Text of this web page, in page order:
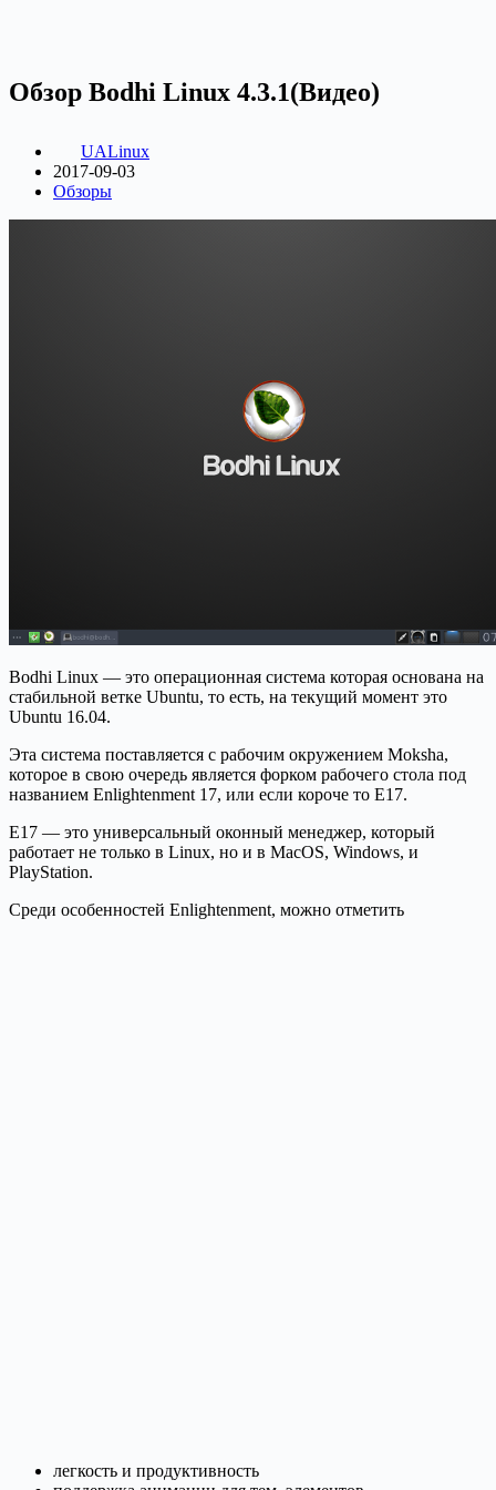
Обзор Bodhi Linux 4.3.1(Видео)
UALinux
2017-09-03
Обзоры
Bodhi Linux — это операционная система которая основана на
стабильной ветке Ubuntu, то есть, на текущий момент это
Ubuntu 16.04.
Эта система поставляется с рабочим окружением Moksha,
которое в свою очередь является форком рабочего стола под
названием Enlightenment 17, или если короче то E17.
E17 — это универсальный оконный менеджер, который
работает не только в Linux, но и в MacOS, Windows, и
PlayStation.
Среди особенностей Enlightenment, можно отметить
легкость и продуктивность